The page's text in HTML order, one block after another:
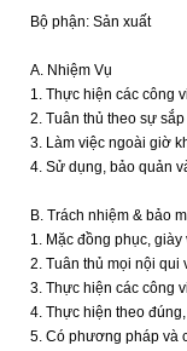
Bộ phận: Sản xuất
A. Nhiệm Vụ
1. Thực hiện các công
2. Tuân thủ theo sự
3. Làm việc ngoài giờ
4. Sử dụng, bảo quản
B. Trách nhiệm & bảo
1. Mặc đồng phục,
2. Tuân thủ mọi nội qui
3. Thực hiện các công
4. Thực hiện theo
5. Có phương pháp và